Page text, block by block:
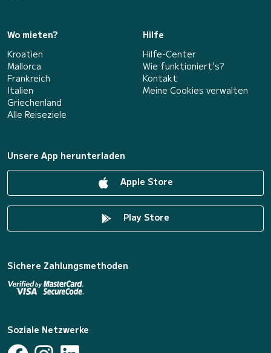
Wo mieten?
Kroatien
Mallorca
Frankreich
Italien
Griechenland
Alle Reiseziele
Hilfe
Hilfe-Center
Wie funktioniert's?
Kontakt
Meine Cookies verwalten
Unsere App herunterladen
Apple Store
Play Store
Sichere Zahlungsmethoden
Soziale Netzwerke